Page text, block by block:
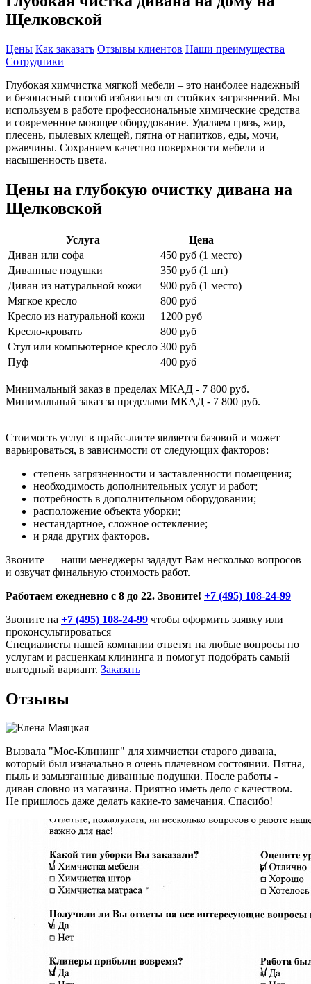
Щелковской
Цены Как заказать Отзывы клиентов Наши преимущества
Сотрудники
Глубокая химчистка мягкой мебели – это наиболее надежный
и безопасный способ избавиться от стойких загрязнений. Мы
используем в работе профессиональные химические средства
и современное моющее оборудование. Удаляем грязь, жир,
плесень, пылевых клещей, пятна от напитков, еды, мочи,
ржавчины. Сохраняем качество поверхности мебели и
насыщенность цвета.
Цены на глубокую очистку дивана на
Щелковской
Услуга
Цена
Диван или софа
450 руб (1 место)
Диванные подушки
350 руб (1 шт)
Диван из натуральной кожи
900 руб (1 место)
Мягкое кресло
800 руб
Кресло из натуральной кожи
1200 руб
Кресло-кровать
800 руб
Стул или компьютерное кресло 300 руб
Пуф
400 руб
Минимальный заказ в пределах МКАД - 7 800 руб.
Минимальный заказ за пределами МКАД - 7 800 руб.
Стоимость услуг в прайс-листе является базовой и может
варьироваться, в зависимости от следующих факторов:
степень загрязненности и заставленности помещения;
необходимость дополнительных услуг и работ;
потребность в дополнительном оборудовании;
расположение объекта уборки;
нестандартное, сложное остекление;
и ряда других факторов.
Звоните — наши менеджеры зададут Вам несколько вопросов
и озвучат финальную стоимость работ.
Работаем ежедневно с 8 до 22. Звоните! +7 (495) 108-24-99
Звоните на +7 (495) 108-24-99 чтобы оформить заявку или
проконсультироваться
Специалисты нашей компании ответят на любые вопросы по
услугам и расценкам клининга и помогут подобрать самый
выгодный вариант. Заказать
Отзывы
Вызвала "Мос-Клининг" для химчистки старого дивана,
который был изначально в очень плачевном состоянии. Пятна,
пыль и замызганные диванные подушки. После работы -
диван словно из магазина. Приятно иметь дело с качеством.
Не пришлось даже делать какие-то замечания. Спасибо!